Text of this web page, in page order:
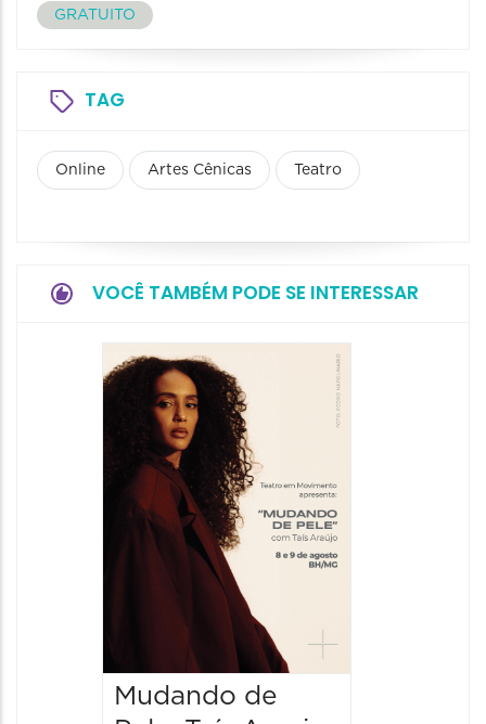
GRATUITO
TAG
Online Artes Cênicas Teatro
VOCÊ TAMBÉM PODE SE INTERESSAR
Mudando de